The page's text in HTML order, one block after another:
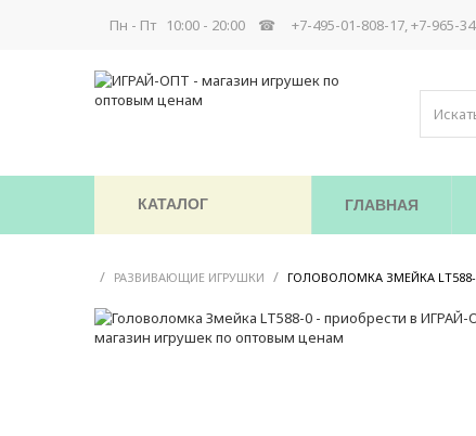
Пн - Пт 10:00 - 20:00 ☎ +7-495-01-808-17, +7-965-
КАТАЛОГ ГЛАВНАЯ
/ РАЗВИВАЮЩИЕ ИГРУШКИ / ГОЛОВОЛОМКА ЗМЕЙКА